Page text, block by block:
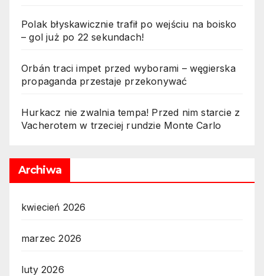
Polak błyskawicznie trafił po wejściu na boisko
– gol już po 22 sekundach!
Orbán traci impet przed wyborami – węgierska
propaganda przestaje przekonywać
Hurkacz nie zwalnia tempa! Przed nim starcie z
Vacherotem w trzeciej rundzie Monte Carlo
Archiwa
kwiecień 2026
marzec 2026
luty 2026